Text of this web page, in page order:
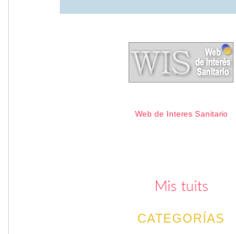
Web de Interes Sanitario
Mis tuits
CATEGORÍAS